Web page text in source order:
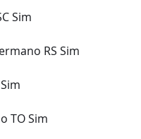
Sim
RS Sim
TO Sim